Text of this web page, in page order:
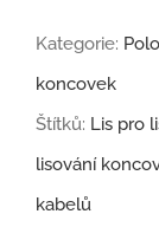
Kategorie:
koncovek
Štítků: Lis pro
lisování
kabelů